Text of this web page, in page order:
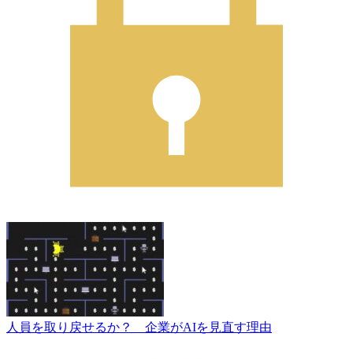
人員を取り戻せるか？ 企業がAIを見直す理由